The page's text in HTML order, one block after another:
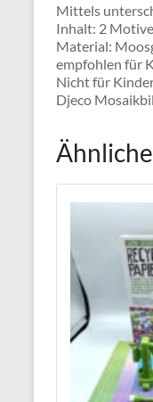
Mittels
Inhalt: 2
Material:
empfohlen für
Nicht für
Djeco